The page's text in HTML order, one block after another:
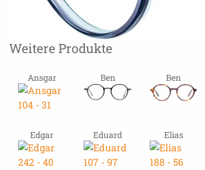
Weitere Produkte
Ansgar Ben Ben
Edgar Eduard Elias